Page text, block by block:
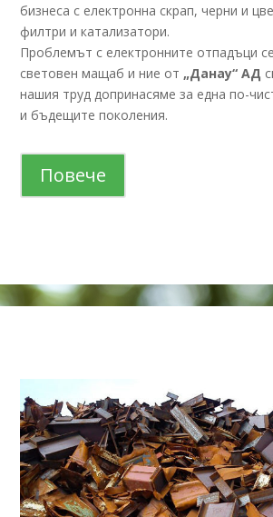
бизнеса с електронна скрап, черни и
филтри и катализатори.
Проблемът с електронните отпадъци
световен мащаб и ние от „Данау“ АД
нашия труд допринасяме за една по-
и бъдещите поколения.
Повече